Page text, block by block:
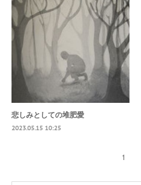
悲しみとしての堆肥愛
2023.05.15 10:25
1